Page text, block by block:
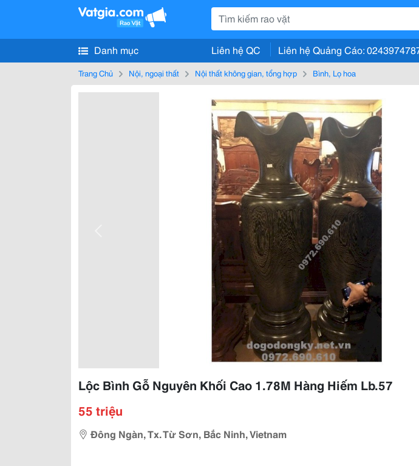
Danh mục Liên hệ QC Liên hệ Quảng Cáo:
Trang Chủ Nội, ngoại thất Nội thất không gian, tổng hợp Bình, Lọ hoa
Lộc Bình Gỗ Nguyên Khối Cao 1.78M Hàng Hiếm Lb.57
55 triệu
Đông Ngàn, Tx. Từ Sơn, Bắc Ninh, Vietnam